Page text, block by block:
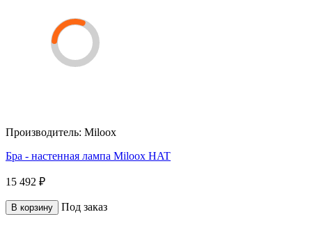
Производитель: Miloox
Бра - настенная лампа Miloox HAT
15 492 ₽
В корзину Под заказ